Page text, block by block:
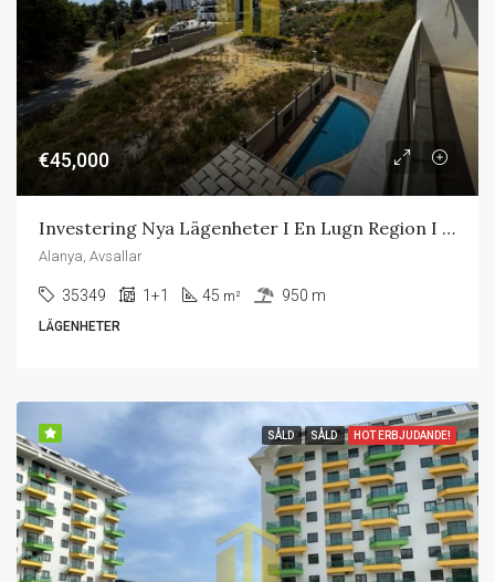
€45,000
Investering Nya Lägenheter I En Lugn Region I Alanya
Alanya, Avsallar
35349 1+1 45 m² 950 m
LÄGENHETER
SÅLD SÅLD HOT ERBJUDANDE!